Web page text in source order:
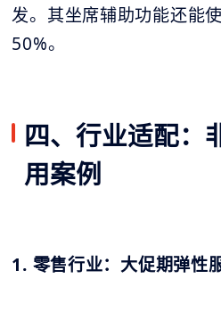
发。其坐席辅助功能还能
50%。
四、行业适配：
用案例
1. 零售行业：大促期弹性